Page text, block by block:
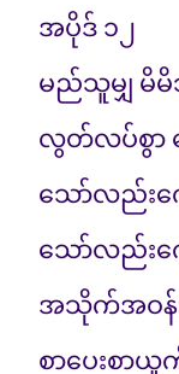
အပိုဒ် ၁၂
မည်သူမျှ မိ
လွတ်လပ်စွာ
သော်လည်းက
သော်လည်းက
အသိုက်အဝန်
စာပေးစာ